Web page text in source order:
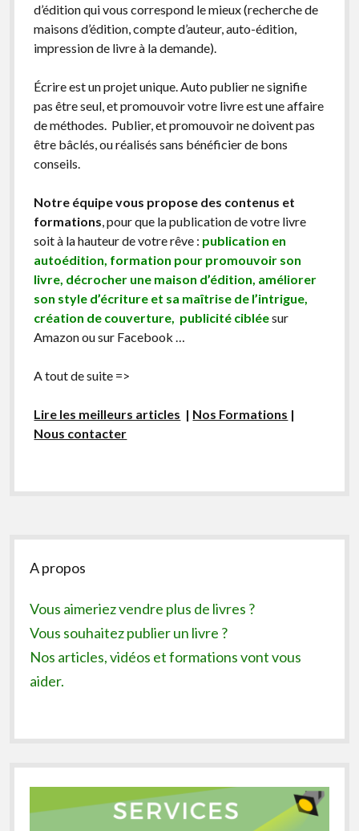
d’édition qui vous correspond le mieux (recherche de
maisons d’édition, compte d’auteur, auto-édition,
impression de livre à la demande).
Écrire est un projet unique. Auto publier ne signifie
pas être seul, et promouvoir votre livre est une affaire
de méthodes. Publier, et promouvoir ne doivent pas
être bâclés, ou réalisés sans bénéficier de bons
conseils.
Notre équipe vous propose des contenus et
formations , pour que la publication de votre livre
soit à la hauteur de votre rêve : publication en
autoédition, formation pour promouvoir son
livre, décrocher une maison d’édition, améliorer
son style d’écriture et sa maîtrise de l’intrigue,
création de couverture, publicité cibléesur
Amazon ou sur Facebook …
A tout de suite =>
Lire les meilleurs articles | Nos Formations |
Nous contacter
Sidebar
A propos
Vous aimeriez vendre plus de livres ?
Vous souhaitez publier un livre ?
Nos articles, vidéos et formations vont vous
aider.